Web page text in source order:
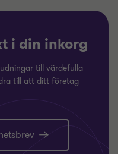
i din inkorg
till värdefulla
till att ditt företag